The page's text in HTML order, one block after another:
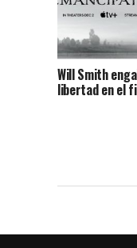
Will Smith
libertad en el